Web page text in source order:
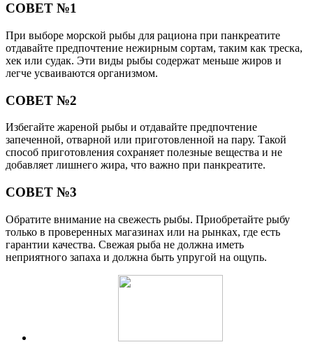
СОВЕТ №1
При выборе морской рыбы для рациона при панкреатите
отдавайте предпочтение нежирным сортам, таким как треска,
хек или судак. Эти виды рыбы содержат меньше жиров и
легче усваиваются организмом.
СОВЕТ №2
Избегайте жареной рыбы и отдавайте предпочтение
запеченной, отварной или приготовленной на пару. Такой
способ приготовления сохраняет полезные вещества и не
добавляет лишнего жира, что важно при панкреатите.
СОВЕТ №3
Обратите внимание на свежесть рыбы. Приобретайте рыбу
только в проверенных магазинах или на рынках, где есть
гарантии качества. Свежая рыба не должна иметь
неприятного запаха и должна быть упругой на ощупь.